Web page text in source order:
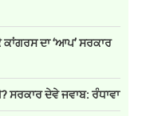
ਦਾ ‘ਆਪ’ ਸਰਕਾਰ
ਸਰਕਾਰ ਦੇਵੇ ਜਵਾਬ: ਰੰਧਾਵਾ